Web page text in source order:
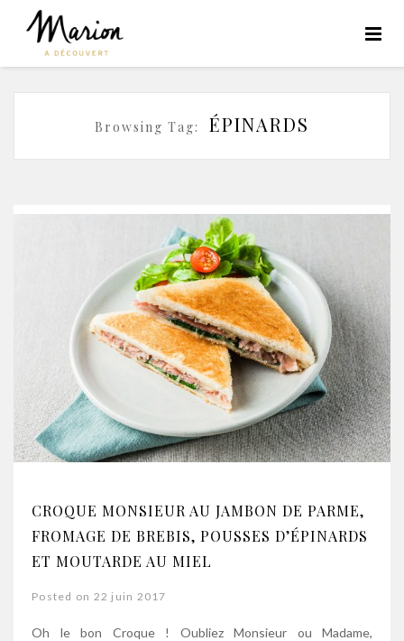
Browsing Tag: ÉPINARDS
CROQUE MONSIEUR AU JAMBON DE PARME,
FROMAGE DE BREBIS, POUSSES D’ÉPINARDS
ET MOUTARDE AU MIEL
Posted on 22 juin 2017
Oh le bon Croque ! Oubliez Monsieur ou Madame,